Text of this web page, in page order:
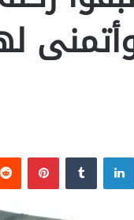
وأتمنى
لينكدإن بينتيريست